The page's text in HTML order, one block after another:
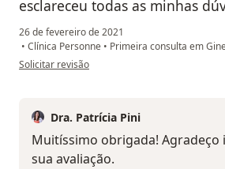
esclareceu todas as minhas
26 de fevereiro de 2021
• Clínica Personne • Primeira consulta em
na opinião do utilizador L.F.
Solicitar revisão
Dra. Patrícia Pini
Muitíssimo obrigada! Agradeço
sua avaliação.